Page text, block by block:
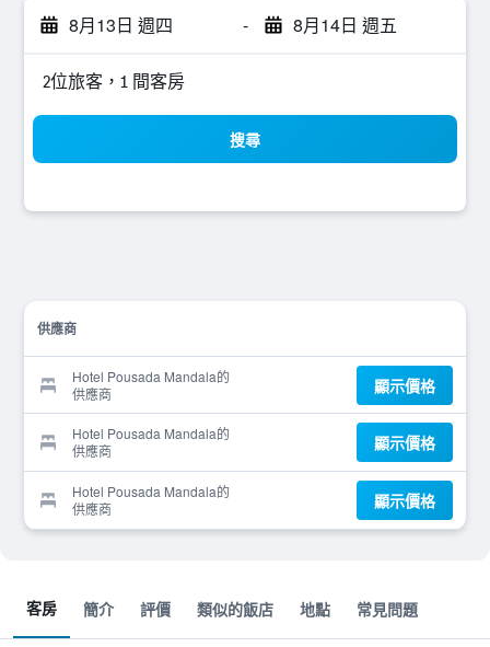
8月13日 週四 - 8月14日 週五
2位旅客，1 間客房
搜尋
供應商
Hotel Pousada Mandala的
供應商
顯示價格
Hotel Pousada Mandala的
供應商
顯示價格
Hotel Pousada Mandala的
供應商
顯示價格
客房 簡介 評價 類似的飯店 地點 常見問題